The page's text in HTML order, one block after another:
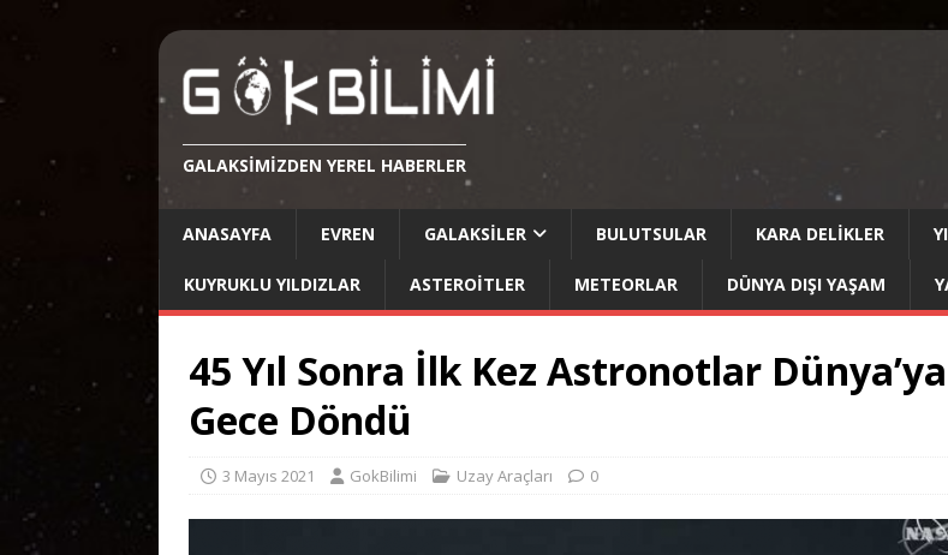
GALAKSIMIZDEN YEREL HABERLER
ANASAYFA EVREN GALAKSILER BULUTSULAR KARA DELIKLER
KUYRUKLU YILDIZLAR ASTEROITLER METEORLAR DÜNYA DIŞI YAŞAM
45 Yıl Sonra İlk Kez Astronotlar Dünya’ya
Gece Döndü
3 Mayıs 2021 GokBilimi Uzay Araçları 0